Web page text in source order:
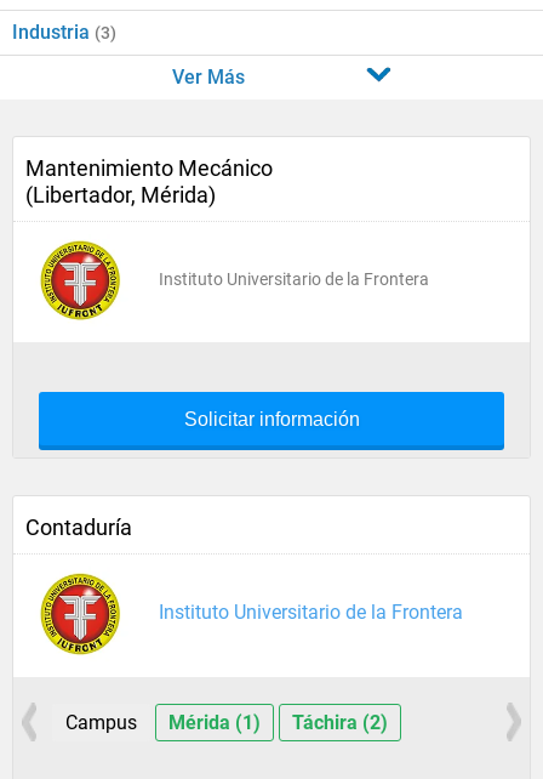
Industria (3)
Ver Más
Mantenimiento Mecánico
(Libertador, Mérida)
Instituto Universitario de la Frontera
Solicitar información
Contaduría
Instituto Universitario de la Frontera
Campus Mérida (1) Táchira (2)